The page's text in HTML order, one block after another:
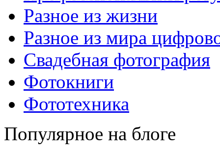
Разное из жизни
Разное из мира
Свадебная фотография
Фотокниги
Фототехника
Популярное на блоге